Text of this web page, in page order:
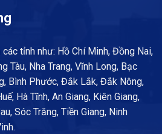
tỉnh như: Hồ Chí Minh, Đồng Nai,
Tàu, Nha Trang, Vĩnh Long, Bạc
Bình Phước, Đắk Lắk, Đắk Nông,
Hà Tĩnh, An Giang, Kiên Giang,
Sóc Trăng, Tiền Giang, Ninh